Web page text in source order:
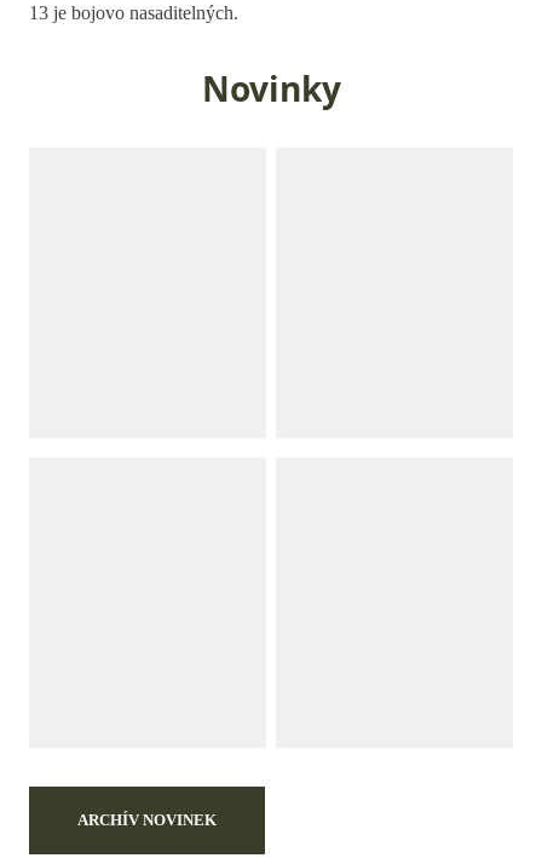
13 je bojovo nasaditelných.
Novinky
ARCHÍV NOVINEK